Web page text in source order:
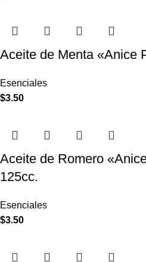
Aceite de Menta «Anice
Esenciales
$3.50
Aceite de Romero
125cc.
Esenciales
$3.50